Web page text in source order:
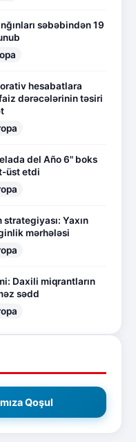
səbəbindən 19
hesabatlara
dərəcələrinin təsiri
del Año 6" boks
üst etdi
strategiyası: Yaxın
mərhələsi
Daxili miqrantların
sədd
Qoşul